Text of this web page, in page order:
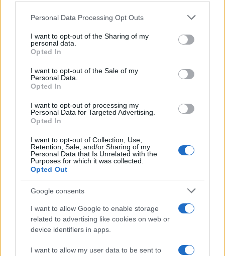
Please note that this website/app uses one or more Google
not limited to your visit or usage behaviour. You may click to
grant or deny consent to Google and its third-party tags to
use your data for below specified purposes in below Google
consent section.
Personal Data Processing Opt Outs
I want to opt-out of the Sharing of my
personal data.
Opted In
I want to opt-out of the Sale of my
Personal Data.
Opted In
I want to opt-out of processing my
Personal Data for Targeted Advertising.
Opted In
I want to opt-out of Collection, Use,
Retention, Sale, and/or Sharing of my
Personal Data that Is Unrelated with the
Purposes for which it was collected.
Opted Out
Google consents
I want to allow Google to enable storage
related to advertising like cookies on web or
device identifiers in apps.
I want to allow my user data to be sent to
GENTE
Hijo de Javier Gutiérrez: un campeón con
capacidades especiales
El hijo del actor Javier Gutiérrez, es Mateo,…
GENTE